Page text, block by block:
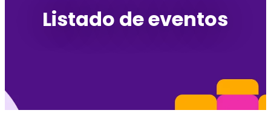
Listado de eventos